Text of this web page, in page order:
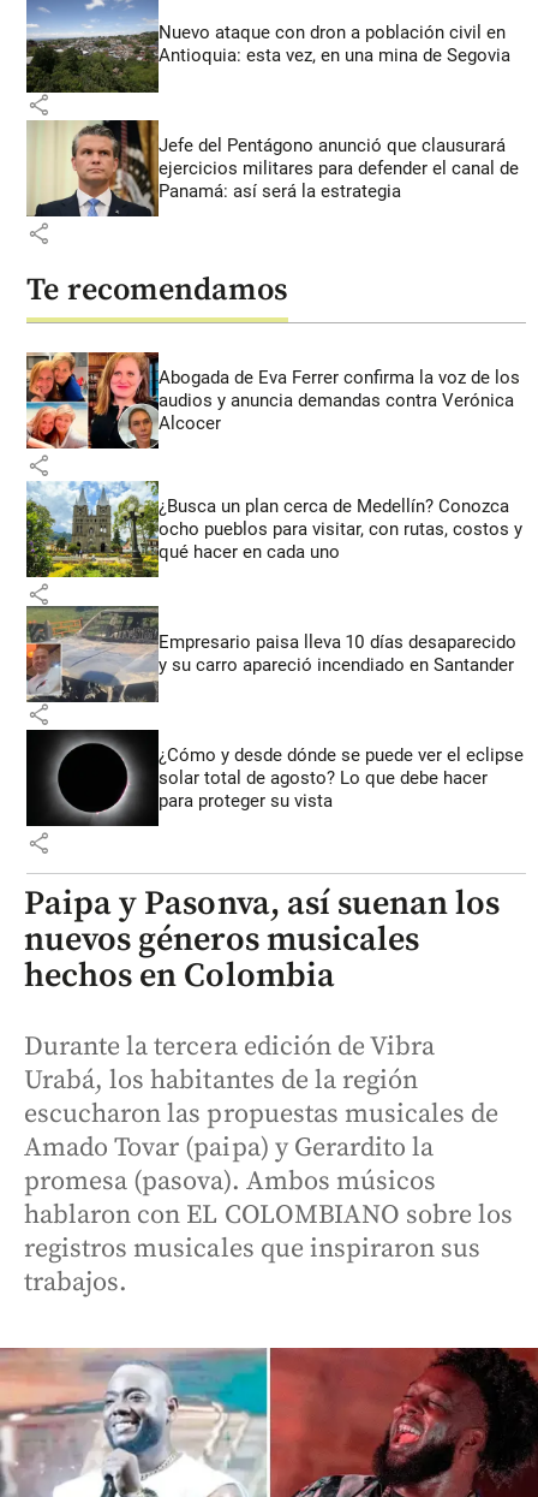
Nuevo ataque con dron a población civil en
Antioquia: esta vez, en una mina de Segovia
share
Jefe del Pentágono anunció que clausurará
ejercicios militares para defender el canal de
Panamá: así será la estrategia
share
Te recomendamos
Abogada de Eva Ferrer confirma la voz de los
audios y anuncia demandas contra Verónica
Alcocer
share
¿Busca un plan cerca de Medellín? Conozca
ocho pueblos para visitar, con rutas, costos y
qué hacer en cada uno
share
Empresario paisa lleva 10 días desaparecido
y su carro apareció incendiado en Santander
share
¿Cómo y desde dónde se puede ver el eclipse
solar total de agosto? Lo que debe hacer
para proteger su vista
share
Paipa y Pasonva, así suenan los
nuevos géneros musicales
hechos en Colombia
Durante la tercera edición de Vibra
Urabá, los habitantes de la región
escucharon las propuestas musicales de
Amado Tovar (paipa) y Gerardito la
promesa (pasova). Ambos músicos
hablaron con EL COLOMBIANO sobre los
registros musicales que inspiraron sus
trabajos.